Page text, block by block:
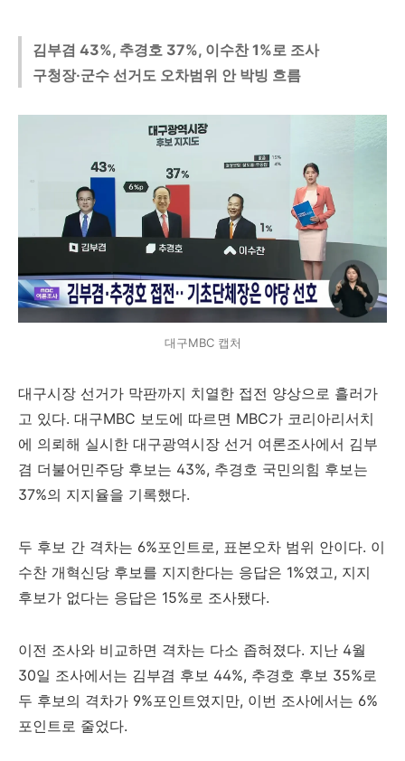
김부겸 43%, 추경호 37%, 이수찬 1%로 조사
구청장·군수 선거도 오차범위 안 박빙 흐름
대구MBC 캡처
대구시장 선거가 막판까지 치열한 접전 양상으로 흘러가
고 있다. 대구MBC 보도에 따르면 MBC가 코리아리서치
에 의뢰해 실시한 대구광역시장 선거 여론조사에서 김부
겸 더불어민주당 후보는 43%, 추경호 국민의힘 후보는
37%의 지지율을 기록했다.
두 후보 간 격차는 6%포인트로, 표본오차 범위 안이다. 이
수찬 개혁신당 후보를 지지한다는 응답은 1%였고, 지지
후보가 없다는 응답은 15%로 조사됐다.
이전 조사와 비교하면 격차는 다소 좁혀졌다. 지난 4월
30일 조사에서는 김부겸 후보 44%, 추경호 후보 35%로
두 후보의 격차가 9%포인트였지만, 이번 조사에서는 6%
포인트로 줄었다.